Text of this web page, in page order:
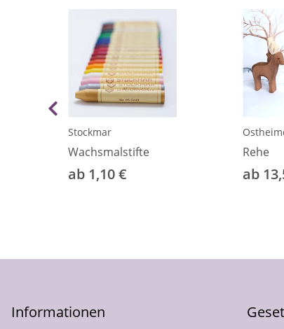
Stockmar
Wachsmalstifte
ab 1,10 €
Rehe
ab
Informationen